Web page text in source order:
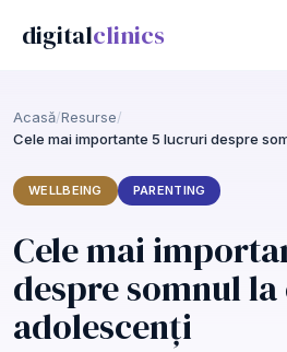
digitalclinics
Acasă/Resurse/
Cele mai importante 5 lucruri despre
WELLBEING PARENTING
Cele mai
despre somnul
adolescenți